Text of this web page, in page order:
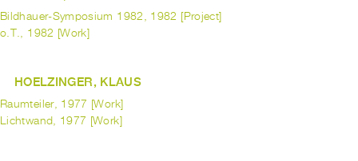
Bildhauer-Symposium 1982, 1982 [Project]
o.T., 1982 [Work]
HOELZINGER, KLAUS
Raumteiler, 1977 [Work]
Lichtwand, 1977 [Work]